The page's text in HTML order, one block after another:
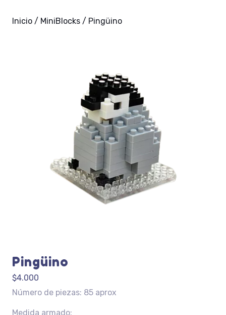
Inicio / MiniBlocks / Pingüino
Pingüino
$4.000
Número de piezas: 85 aprox
Medida armado: